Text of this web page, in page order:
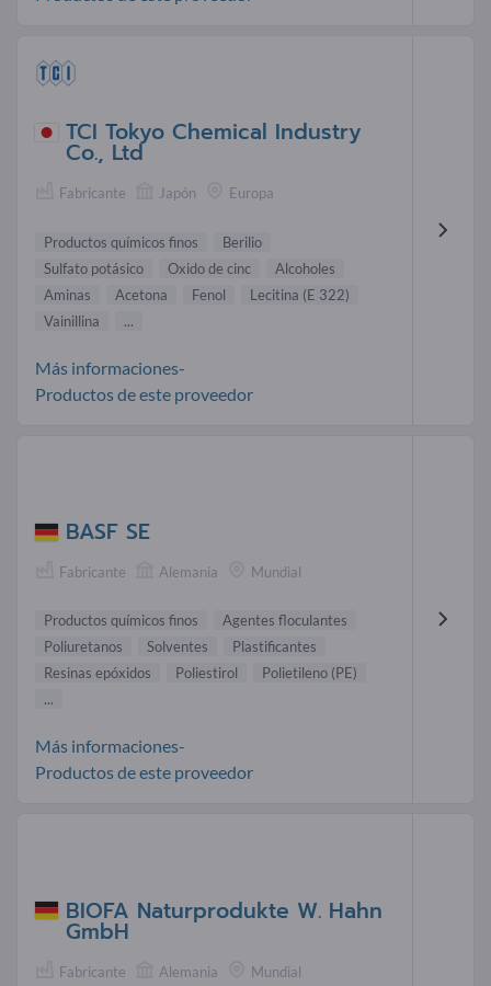
TCI Tokyo Chemical Industry
Co., Ltd
Fabricante Japón Europa
Productos químicos finos
Berilio
Sulfato potásico
Oxido de cinc
Alcoholes
Aminas
Acetona Fenol
Lecitina (E 322)
Vainillina
...
Más informaciones-
Productos de este proveedor
BASF SE
Fabricante Alemania Mundial
Productos químicos finos
Agentes floculantes
Poliuretanos
Solventes
Plastificantes
Resinas epóxidos
Poliestirol
Polietileno (PE)
...
Más informaciones-
Productos de este proveedor
BIOFA Naturprodukte W. Hahn
GmbH
Fabricante Alemania Mundial